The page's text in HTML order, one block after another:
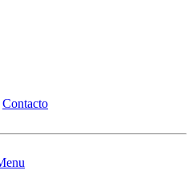
Contacto